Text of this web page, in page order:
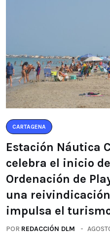
CARTAGENA
Estación Náutica
celebra el inicio
Ordenación de
una
impulsa el
POR REDACCIÓN DLM